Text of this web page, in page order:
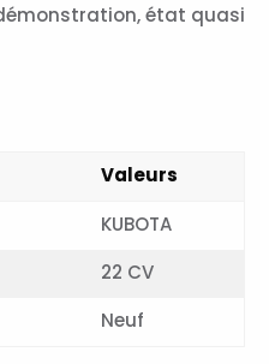
état quasi
Valeurs
KUBOTA
22 CV
Neuf